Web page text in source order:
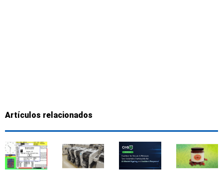
Artículos relacionados